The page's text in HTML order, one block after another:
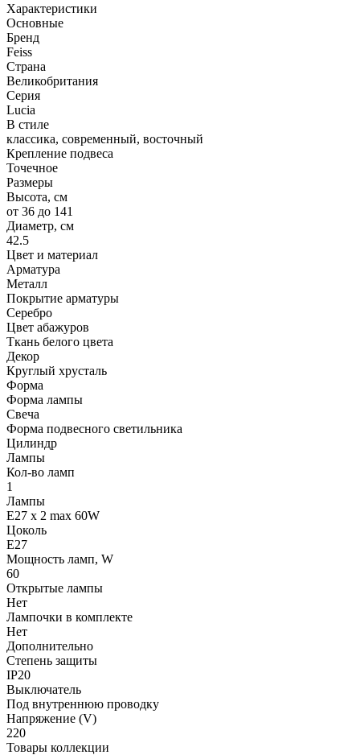
Характеристики
Основные
Бренд
Feiss
Страна
Великобритания
Серия
Lucia
В стиле
классика, современный, восточный
Крепление подвеса
Точечное
Размеры
Высота, см
от 36 до 141
Диаметр, см
42.5
Цвет и материал
Арматура
Металл
Покрытие арматуры
Серебро
Цвет абажуров
Ткань белого цвета
Декор
Круглый хрусталь
Форма
Форма лампы
Свеча
Форма подвесного светильника
Цилиндр
Лампы
Кол-во ламп
1
Лампы
E27 x 2 max 60W
Цоколь
E27
Мощность ламп, W
60
Открытые лампы
Нет
Лампочки в комплекте
Нет
Дополнительно
Степень защиты
IP20
Выключатель
Под внутреннюю проводку
Напряжение (V)
220
Товары коллекции